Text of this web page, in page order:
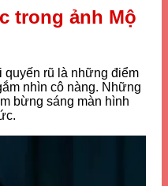
trong ảnh Mộ
quyến rũ là những điểm
nhìn cô nàng. Những
bừng sáng màn hình